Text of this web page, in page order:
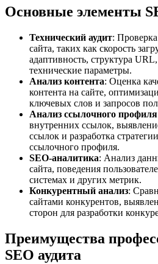
Основные элементы
Технический аудит:
сайта, таких как скорость
адаптивность, структура
технические параметры.
Анализ контента: Оценка
контента на сайте,
ключевых слов и запросов
Анализ ссылочного профиля
внутренних ссылок,
ссылок и разработка
ссылочного профиля.
SEO-аналитика: Анализ
сайта, поведения
системах и других метрик.
Конкурентный анализ:
сайтами конкурентов,
сторон для разработки
Преимущества
SEO аудита